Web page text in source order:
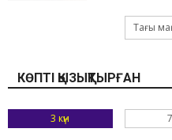
Тағы
КӨПТІ ҚЫЗЫҚТЫРҒАН
3 күн